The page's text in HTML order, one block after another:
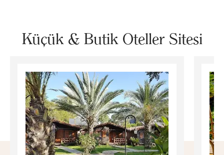
Küçük & Butik Oteller Sitesi